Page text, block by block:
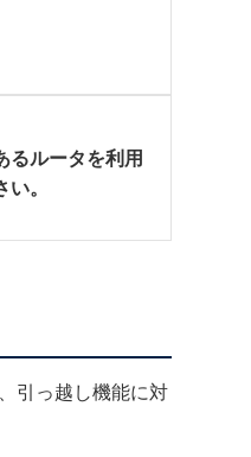
るルータを利用
。
引っ越し機能に対